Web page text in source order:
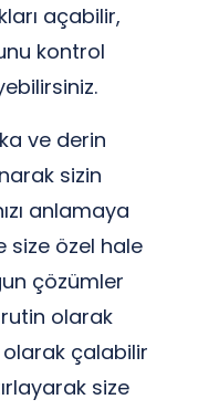
açabilir,
kontrol
ve derin
sizin
anlamaya
size özel hale
çözümler
olarak
çalabilir
size